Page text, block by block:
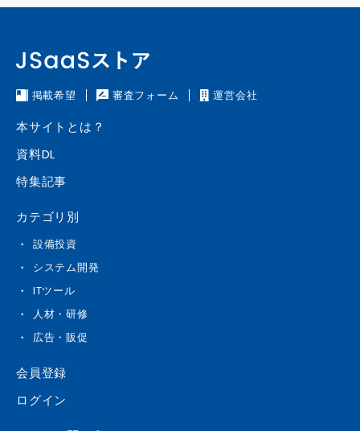
掲載希望 審査フォーム 運営会社
本サイトとは？
資料DL
特集記事
カテゴリ別
設備投資
システム開発
ITツール
人材・研修
広告・販促
会員登録
ログイン